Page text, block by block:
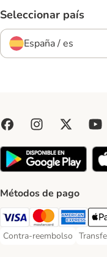
Seleccionar país
España / es
Métodos de pago
Visa Payment Method
MastercardAmerican
Contra-reembolso
Contra-reembolso Payment